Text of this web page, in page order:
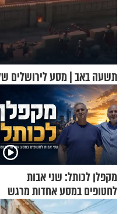
תשעה באב | מסע לירושלים
מקפלן לכותל: שני אבות
לחטופים במסע אחדות מרגש